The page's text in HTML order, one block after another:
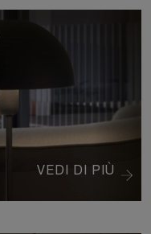
VEDI DI PIÙ